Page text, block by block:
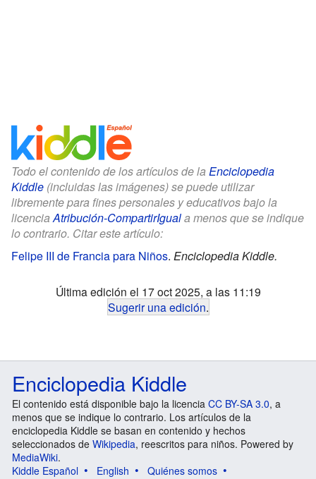
Todo el contenido de los artículos de la Enciclopedia
Kiddle (incluidas las imágenes) se puede utilizar
libremente para fines personales y educativos bajo la
licenciaAtribución-CompartirIguala menos que se indique
lo contrario. Citar este artículo:
Felipe III de Francia para Niños. Enciclopedia Kiddle.
Última edición el 17 oct 2025, a las 11:19
Sugerir una edición.
Enciclopedia Kiddle
El contenido está disponible bajo la licencia CC BY-SA 3.0, a
menos que se indique lo contrario. Los artículos de la
enciclopedia Kiddle se basan en contenido y hechos
seleccionados de Wikipedia, reescritos para niños. Powered by
MediaWiki.
Kiddle Español
English
Quiénes somos